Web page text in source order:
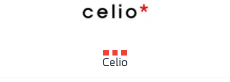
Celio